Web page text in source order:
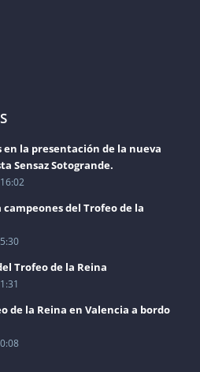
en la presentación de la nueva
Sensaz Sotogrande.
campeones del Trofeo de la
Trofeo de la Reina
de la Reina en Valencia a bordo